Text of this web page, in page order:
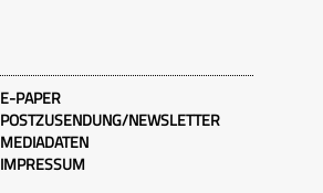
E-PAPER
POSTZUSENDUNG/NEWSLETTER
MEDIADATEN
IMPRESSUM